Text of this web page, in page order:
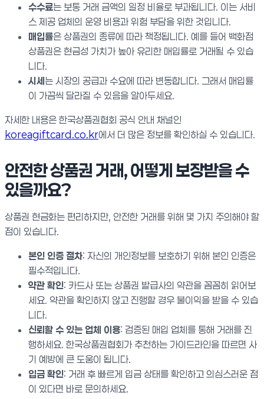
수수료는 보통 거래 금액의 일정 비율로 부과됩니다. 이는 서비
스 제공 업체의 운영 비용과 위험 부담을 위한 것입니다.
매입률은 상품권의 종류에 따라 책정됩니다. 예를 들어 백화점
상품권은 현금성 가치가 높아 유리한 매입률로 거래될 수 있습
니다.
시세는 시장의 공급과 수요에 따라 변동합니다. 그래서 매입률
이 가끔씩 달라질 수 있음을 알아두세요.
자세한 내용은 한국상품권협회 공식 안내 채널인
koreagiftcard.co.kr에서 더 많은 정보를 확인하실 수 있습니다.
안전한 상품권 거래, 어떻게 보장받을 수
있을까요?
상품권 현금화는 편리하지만, 안전한 거래를 위해 몇 가지 주의해야 할
점이 있습니다.
본인 인증 절차: 자신의 개인정보를 보호하기 위해 본인 인증은
필수적입니다.
약관 확인: 카드사 또는 상품권 발급사의 약관을 꼼꼼히 읽어보
세요. 약관을 확인하지 않고 진행할 경우 불이익을 받을 수 있습
니다.
신뢰할 수 있는 업체 이용: 검증된 매입 업체를 통해 거래를 진
행하세요. 한국상품권협회가 추천하는 가이드라인을 따르면 사
기 예방에 큰 도움이 됩니다.
입금 확인: 거래 후 빠르게 입금 상태를 확인하고 의심스러운 점
이 있다면 바로 문의하세요.